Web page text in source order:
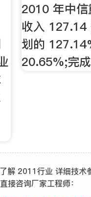
2010 年中
收入 127.14
划的
20.65%;完
解 2011行业 详细技术
接咨询厂家工程师：